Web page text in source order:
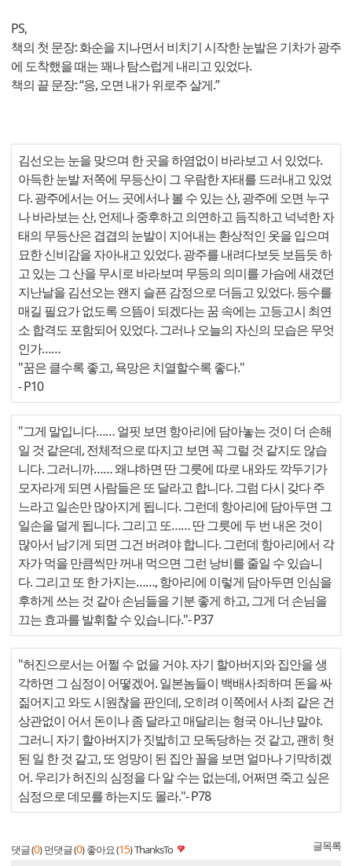
PS,
책의 첫 문장: 화순을 지나면서 비치기 시작한 눈발은 기차가 광주
에 도착했을 때는 꽤나 탐스럽게 내리고 있었다.
책의 끝 문장: “응, 오면 내가 위로주 살게.”
김선오는 눈을 맞으며 한 곳을 하염없이 바라보고 서 있었다.
아득한 눈발 저쪽에 무등산이 그 우람한 자태를 드러내고 있었
다. 광주에서는 어느 곳에서나 볼 수 있는 산, 광주에 오면 누구
나 바라보는 산, 언제나 중후하고 의연하고 듬직하고 넉넉한 자
태의 무등산은 겹겹의 눈발이 지어내는 환상적인 옷을 입으며
묘한 신비감을 자아내고 있었다. 광주를 내려다보듯 보듬듯 하
고 있는 그 산을 무시로 바라보며 무등의 의미를 가슴에 새겼던
지난날을 김선오는 왠지 슬픈 감정으로 더듬고 있었다. 등수를
매길 필요가 없도록 으뜸이 되겠다는 꿈 속에는 고등고시 최연
소 합격도 포함되어 있었다. 그러나 오늘의 자신의 모습은 무엇
인가……
"꿈은 클수록 좋고, 욕망은 치열할수록 좋다."
- P10
"그게 말입니다…… 얼핏 보면 항아리에 담아놓는 것이 더 손해
일 것 같은데, 전체적으로 따지고 보면 꼭 그럴 것 같지도 않습
니다. 그러니까…… 왜냐하면 딴 그릇에 따로 내와도 깍두기가
모자라게 되면 사람들은 또 달라고 합니다. 그럼 다시 갖다 주
느라고 일손만 많아지게 됩니다. 그런데 항아리에 담아두면 그
일손을 덜게 됩니다. 그리고 또…… 딴 그릇에 두 번 내온 것이
많아서 남기게 되면 그건 버려야 합니다. 그런데 항아리에서 각
자가 먹을 만큼씩만 꺼내 먹으면 그런 낭비를 줄일 수 있습니
다. 그리고 또 한 가지는……, 항아리에 이렇게 담아두면 인심을
후하게 쓰는 것 같아 손님들을 기분 좋게 하고, 그게 더 손님을
끄는 효과를 발휘할 수 있습니다."- P37
"허진으로서는 어쩔 수 없을 거야. 자기 할아버지와 집안을 생
각하면 그 심정이 어떻겠어. 일본놈들이 백배사죄하며 돈을 싸
짊어지고 와도 시원찮을 판인데, 오히려 이쪽에서 사죄 같은 건
상관없이 어서 돈이나 좀 달라고 매달리는 형국 아니냔 말야.
그러니 자기 할아버지가 짓밟히고 모독당하는 것 같고, 괜히 헛
된 일 한 것 같고, 또 엉망이 된 집안 꼴을 보면 얼마나 기막히겠
어. 우리가 허진의 심정을 다 알 수는 없는데, 어쩌면 죽고 싶은
심정으로 데모를 하는지도 몰라."- P78
댓글 (0) 먼댓글 (0) 좋아요 (15)ThanksTo 글목록